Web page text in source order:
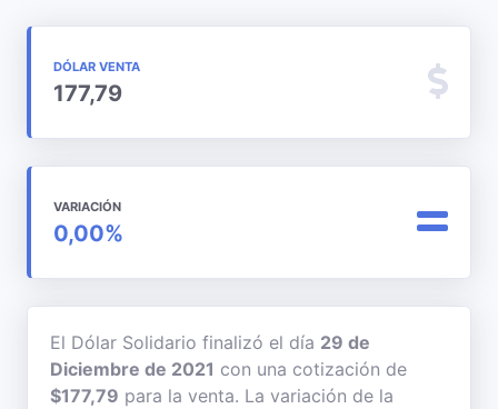
DÓLAR VENTA
177,79
VARIACIÓN
0,00%
El Dólar Solidario finalizó el día 29 de
Diciembre de 2021 con una cotización de
$177,79 para la venta. La variación de la